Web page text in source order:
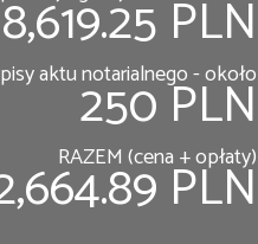
8,619.25 PLN
aktu notarialnego - około
250 PLN
RAZEM (cena + opłaty)
PLN